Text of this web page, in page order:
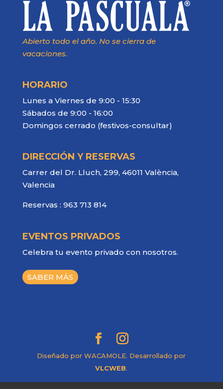
Abierto todo el año. No se cierra de
vacaciones.
HORARIO
Lunes a Viernes de 9:00 - 15:30
Sábados de 9:00 - 16:00
Domingos cerrado (festivos-consultar)
DIRECCIÓN Y RESERVAS
Carrer del Dr. Lluch, 299, 46011 València,
Valencia
Reservas : 963 713 814
EVENTOS PRIVADOS
Celebra tu evento privado con nosotros.
SABER MÁS
Diseñado por WACAMOLE. Desarrollado por
VLCWEB.